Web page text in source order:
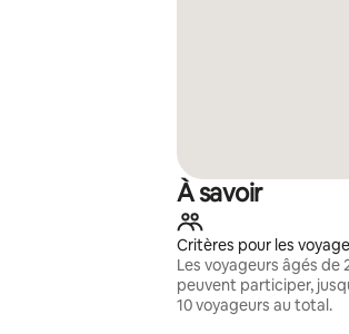
À savoir
Critères pour les
Les voyageurs âgés de
peuvent participer,
10 voyageurs au total.